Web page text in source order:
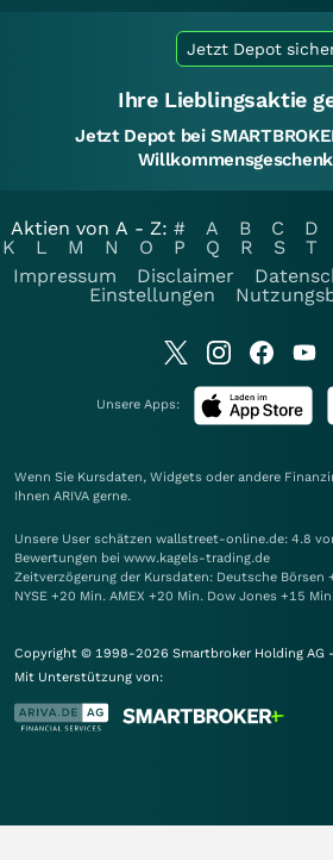
Jetzt Depot
Ihre Lieblingsaktie
Jetzt Depot bei
Aktien von A - Z: # A B C D
K
L M N O P Q R S T
Impressum
Disclaimer
Einstellungen
Unsere Apps:
Wenn Sie Kursdaten, Widgets oder andere
Ihnen ARIVA gerne.
Unsere User schätzen wallstreet-online.de: 4.8
Bewertungen bei www.kagels-trading.de
Zeitverzögerung der Kursdaten: Deutsche Börsen
NYSE +20 Min. AMEX +20 Min. Dow Jones +15
Copyright © 1998-2026 Smartbroker Holding AG
Mit Unterstützung von: